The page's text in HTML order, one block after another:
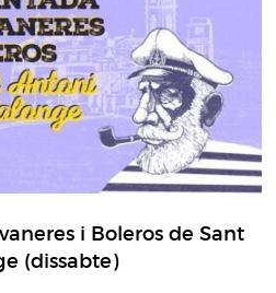
i Boleros de Sant
(dissabte)